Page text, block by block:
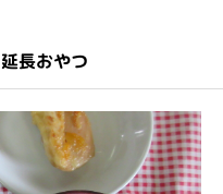
長おやつ